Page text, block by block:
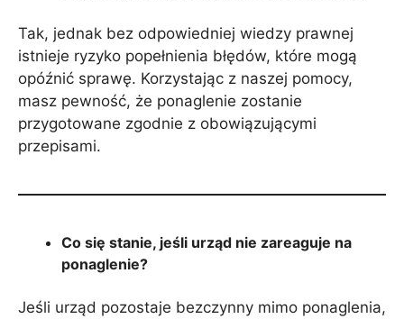
Tak, jednak bez odpowiedniej wiedzy prawnej
istnieje ryzyko popełnienia błędów, które mogą
opóźnić sprawę. Korzystając z naszej pomocy,
masz pewność, że ponaglenie zostanie
przygotowane zgodnie z obowiązującymi
przepisami.
Co się stanie, jeśli urząd nie zareaguje na
ponaglenie?
Jeśli urząd pozostaje bezczynny mimo ponaglenia,